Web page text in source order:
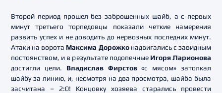
Второй период прошел без заброшенных шайб, а с первых
минут третьего торпедовцы показали четкие намерения
развить успех и не доводить до нервозных последних минут.
Атаки на ворота Максима Дорожко надвигались с завидным
постоянством, и в результате подопечные Игоря Ларионова
достигли цели. Владислав Фирстов«с мясом» затолкал
шайбу за линию, и, несмотря на два просмотра, шайба была
засчитана – 2:0! Концовку хозяева старались провести